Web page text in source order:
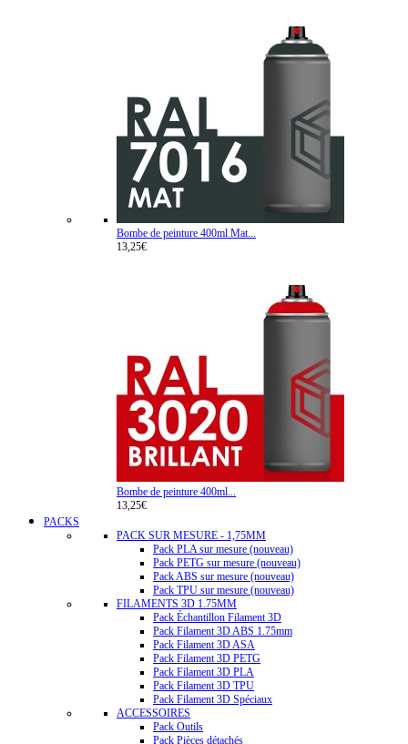
Bombe de peinture 400ml Mat...
13,25€
Bombe de peinture 400ml...
13,25€
PACKS
PACK SUR MESURE - 1,75MM
Pack PLA sur mesure (nouveau)
Pack PETG sur mesure (nouveau)
Pack ABS sur mesure (nouveau)
Pack TPU sur mesure (nouveau)
FILAMENTS 3D 1.75MM
Pack Échantillon Filament 3D
Pack Filament 3D ABS 1.75mm
Pack Filament 3D ASA
Pack Filament 3D PETG
Pack Filament 3D PLA
Pack Filament 3D TPU
Pack Filament 3D Spéciaux
ACCESSOIRES
Pack Outils
Pack Pièces détachés